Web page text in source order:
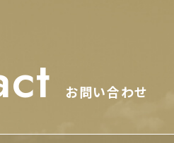
お問い合わせ